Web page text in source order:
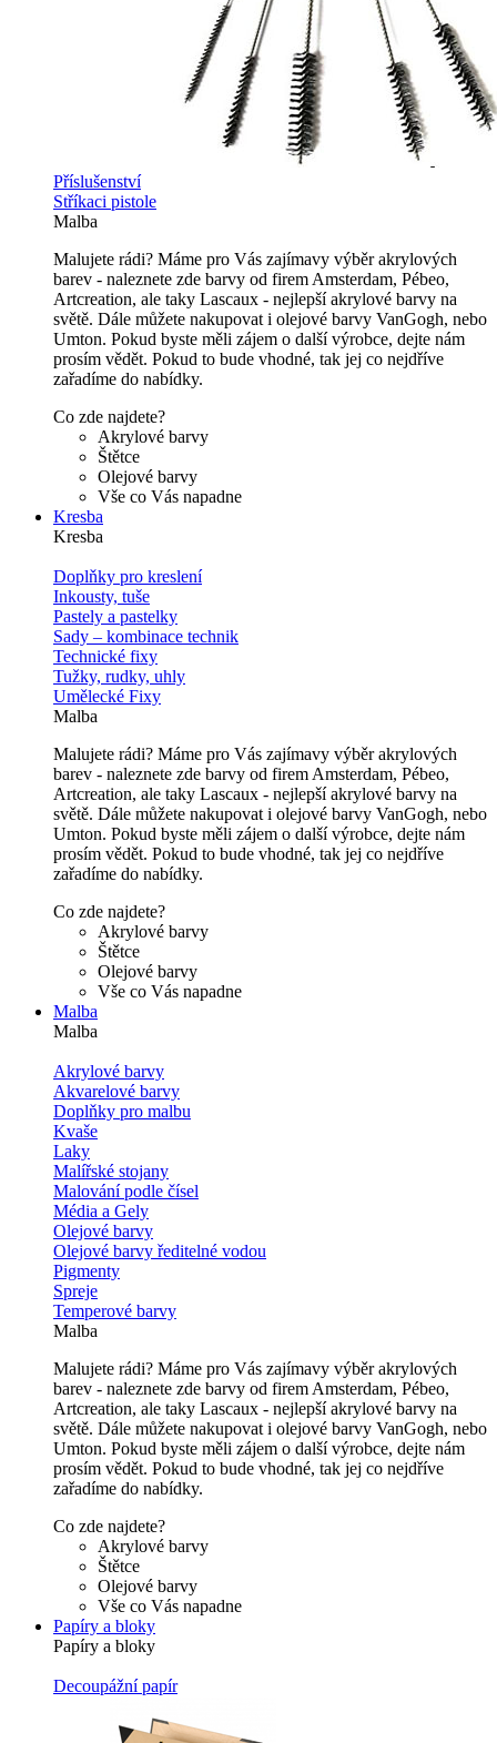
Příslušenství
Stříkaci pistole
Malba
Malujete rádi? Máme pro Vás zajímavy výběr akrylových
barev - naleznete zde barvy od firem Amsterdam, Pébeo,
Artcreation, ale taky Lascaux - nejlepší akrylové barvy na
světě. Dále můžete nakupovat i olejové barvy VanGogh, nebo
Umton. Pokud byste měli zájem o další výrobce, dejte nám
prosím vědět. Pokud to bude vhodné, tak jej co nejdříve
zařadíme do nabídky.
Co zde najdete?
Akrylové barvy
Štětce
Olejové barvy
Vše co Vás napadne
Kresba
Kresba
Doplňky pro kreslení
Inkousty, tuše
Pastely a pastelky
Sady – kombinace technik
Technické fixy
Tužky, rudky, uhly
Umělecké Fixy
Malba
Malujete rádi? Máme pro Vás zajímavy výběr akrylových
barev - naleznete zde barvy od firem Amsterdam, Pébeo,
Artcreation, ale taky Lascaux - nejlepší akrylové barvy na
světě. Dále můžete nakupovat i olejové barvy VanGogh, nebo
Umton. Pokud byste měli zájem o další výrobce, dejte nám
prosím vědět. Pokud to bude vhodné, tak jej co nejdříve
zařadíme do nabídky.
Co zde najdete?
Akrylové barvy
Štětce
Olejové barvy
Vše co Vás napadne
Malba
Malba
Akrylové barvy
Akvarelové barvy
Doplňky pro malbu
Kvaše
Laky
Malířské stojany
Malování podle čísel
Média a Gely
Olejové barvy
Olejové barvy ředitelné vodou
Pigmenty
Spreje
Temperové barvy
Malba
Malujete rádi? Máme pro Vás zajímavy výběr akrylových
barev - naleznete zde barvy od firem Amsterdam, Pébeo,
Artcreation, ale taky Lascaux - nejlepší akrylové barvy na
světě. Dále můžete nakupovat i olejové barvy VanGogh, nebo
Umton. Pokud byste měli zájem o další výrobce, dejte nám
prosím vědět. Pokud to bude vhodné, tak jej co nejdříve
zařadíme do nabídky.
Co zde najdete?
Akrylové barvy
Štětce
Olejové barvy
Vše co Vás napadne
Papíry a bloky
Papíry a bloky
Decoupážní papír